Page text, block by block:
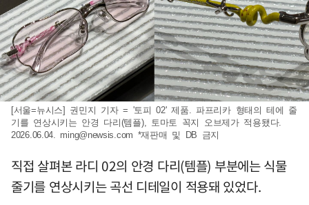
[서울=뉴시스] 권민지 기자 = '토피 02' 제품. 파프리카 형태의 테에 줄
기를 연상시키는 안경 다리(템플), 토마토 꼭지 오브제가 적용됐다.
2026.06.04. ming@newsis.com *재판매 및 DB 금지
직접 살펴본 라디 02의 안경 다리(템플) 부분에는 식물
줄기를 연상시키는 곡선 디테일이 적용돼 있었다.